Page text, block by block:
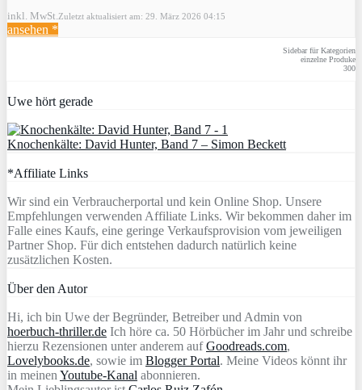
inkl. MwSt. Zuletzt aktualisiert am: 29. März 2026 04:15
ansehen *
Sidebar für Kategorien
einzelne Produke
300
Uwe hört gerade
Knochenkälte: David Hunter, Band 7 – Simon Beckett
*Affiliate Links
Wir sind ein Verbraucherportal und kein Online Shop. Unsere
Empfehlungen verwenden Affiliate Links. Wir bekommen daher im
Falle eines Kaufs, eine geringe Verkaufsprovision vom jeweiligen
Partner Shop. Für dich entstehen dadurch natürlich keine
zusätzlichen Kosten.
Über den Autor
Hi, ich bin Uwe der Begründer, Betreiber und Admin von
hoerbuch-thriller.de Ich höre ca. 50 Hörbücher im Jahr und schreibe
hierzu Rezensionen unter anderem aufGoodreads.com,
Lovelybooks.de, sowie im Blogger Portal. Meine Videos könnt ihr
in meinen Youtube-Kanal abonnieren.